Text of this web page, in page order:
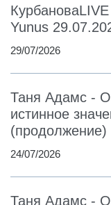
Yunus
29/07/2026
Таня Адамс -
истинное
(продолжение)
24/07/2026
Таня Адамс -